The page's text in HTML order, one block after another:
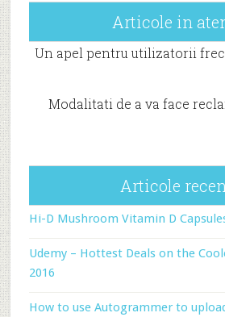
Articole in
Un apel pentru utilizatorii
Modalitati de a va face
Articole
Hi-D Mushroom Vitamin D
Udemy – Hottest Deals on the
2016
How to use Autogrammer to